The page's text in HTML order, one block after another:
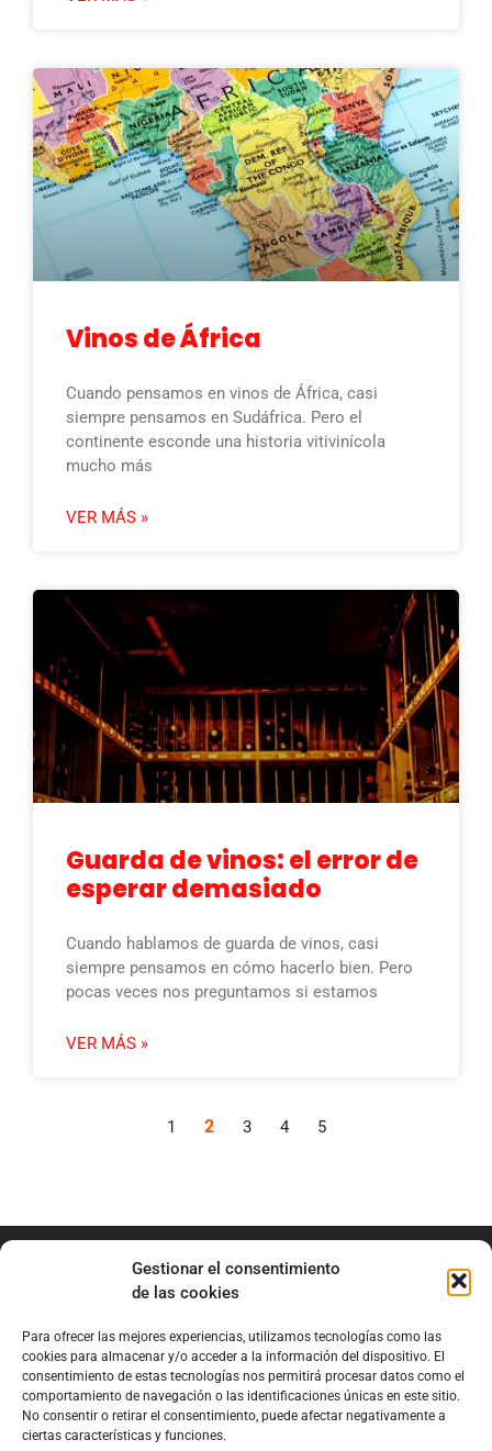
Gestionar el consentimiento
de las cookies
Para ofrecer las mejores experiencias, utilizamos tecnologías como las
cookies para almacenar y/o acceder a la información del dispositivo. El
consentimiento de estas tecnologías nos permitirá procesar datos como el
comportamiento de navegación o las identificaciones únicas en este sitio.
No consentir o retirar el consentimiento, puede afectar negativamente a
ciertas características y funciones.
Vinos de África
Cuando pensamos en vinos de África, casi
siempre pensamos en Sudáfrica. Pero el
continente esconde una historia vitivinícola
mucho más
VER MÁS »
Guarda de vinos: el error de
esperar demasiado
Cuando hablamos de guarda de vinos, casi
siempre pensamos en cómo hacerlo bien. Pero
pocas veces nos preguntamos si estamos
VER MÁS »
1 2 3 4 5
info@marianobraga.com
BRAGA Academia
Podcast